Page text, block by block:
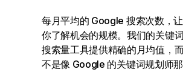
每月平均的 Google 搜索次数，让
你了解机会的规模。我们的关键
搜索量工具提供精确的月均值，
不是像 Google 的关键词规划师那